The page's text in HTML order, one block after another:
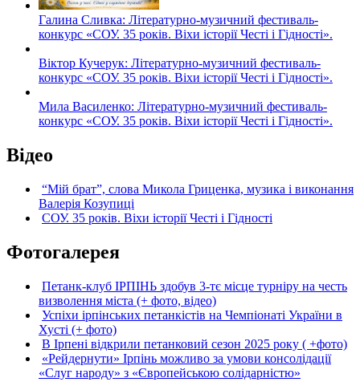
Галина Сливка: Літературно-музичний фестиваль-
конкурс «СОУ. 35 років. Віхи історії Честі і Гідності».
Віктор Кучерук: Літературно-музичний фестиваль-
конкурс «СОУ. 35 років. Віхи історії Честі і Гідності».
Мила Василенко: Літературно-музичний фестиваль-
конкурс «СОУ. 35 років. Віхи історії Честі і Гідності».
Відео
“Мій брат”, слова Микола Гриценка, музика і виконання
Валерія Козупиці
СОУ. 35 років. Віхи історії Честі і Гідності
Фотогалерея
Петанк-клуб ІРПІНЬ здобув 3-тє місце турніру на честь
визволення міста (+ фото, відео)
Успіхи ірпінських петанкістів на Чемпіонаті України в
Хусті (+ фото)
В Ірпені відкрили петанковий сезон 2025 року ( +фото)
«Рейдернути» Ірпінь можливо за умови консолідації
«Слуг народу» з «Європейською солідарністю»